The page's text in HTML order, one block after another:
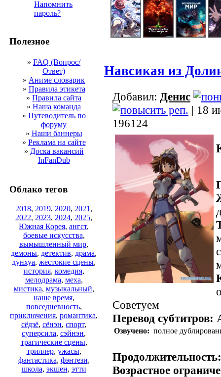
Напомнить
пароль?
Полезное
» FAQ (Вопрос/
Ответ)
» Аниме словарик
» Правила этикета
» Правила сайта
» Наша команда
» Путеводитель по
форуму
» Наши баннеры
» Реклама на сайте
» Доска вакансий
InFanDub
Облако тегов
2018, 2019, 2020, 2021 ,
2022, 2023, 2024, 2025,
Южная Корея, ангст,
боевые искусства,
вымышленный мир,
демоны, детектив, драма,
дунхуа, жестокие сцены,
история, комедия,
мелодрама, меха,
мистика, музыкальный,
наше время,
повседневность,
приключения, романтика,
сёдзё, сёнэн, спорт,
суперсила, сэйнэн,
трагические сцены,
триллер, ужасы,
фантастика, фэнтези,
школа, экшен, этти
Навсикая из
Добавил: Денис
| 18
196124
Советуем
Перевод субтитров:
Озвучено: полное
Продолжительность:
Возрастное